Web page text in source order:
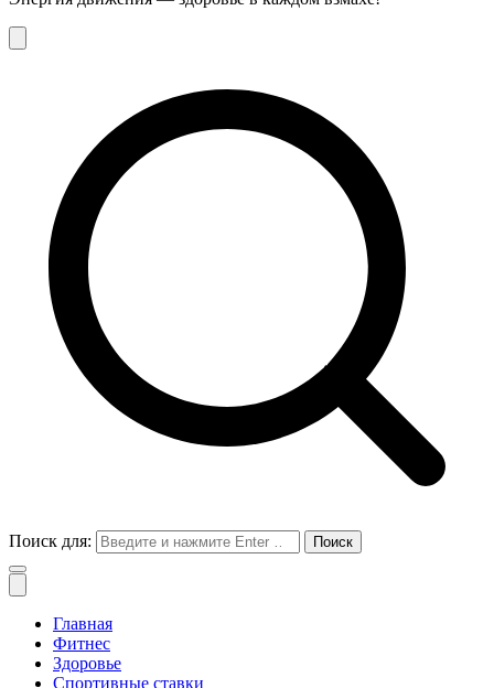
Поиск для:
Главная
Фитнес
Здоровье
Спортивные ставки